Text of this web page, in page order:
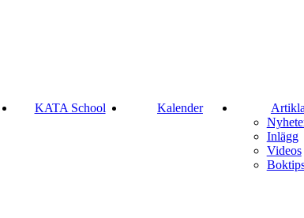
KATA School Kalender
Inlägg
Videos